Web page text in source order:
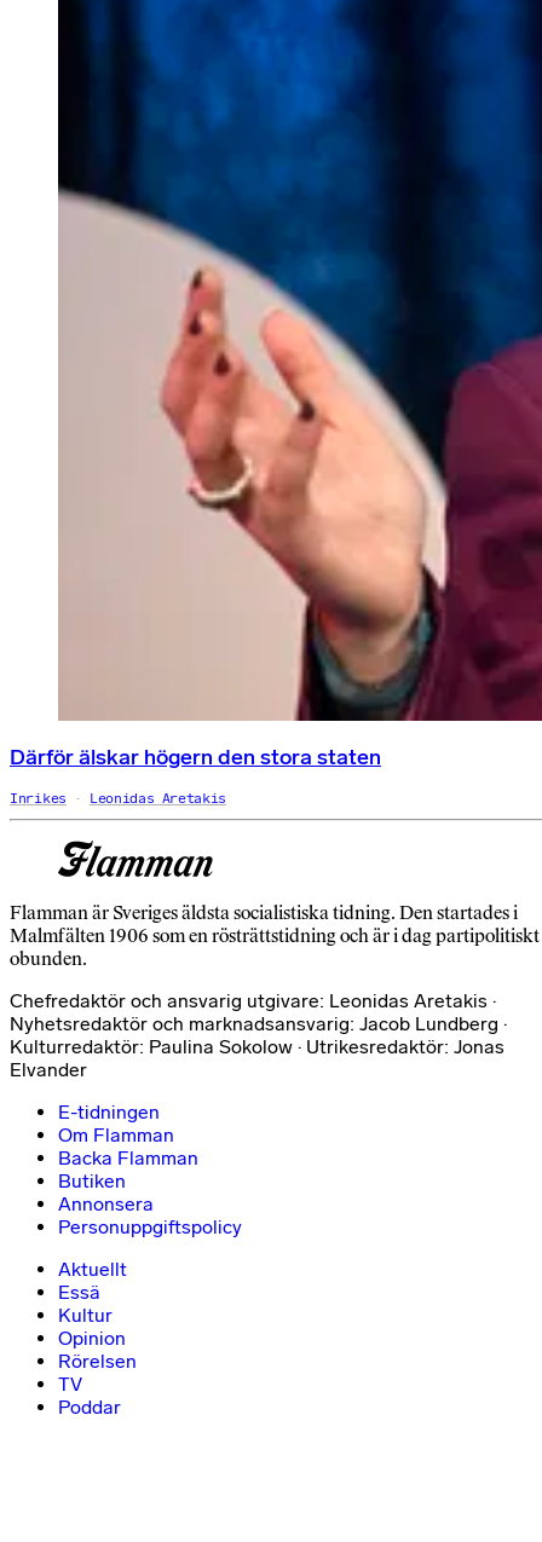
Därför älskar högern den stora staten
Inrikes Leonidas Aretakis
Flamman är Sveriges äldsta socialistiska tidning. Den startades i
Malmfälten 1906 som en rösträttstidning och är i dag partipolitiskt
obunden.
Chefredaktör och ansvarig utgivare: Leonidas Aretakis ·
Nyhetsredaktör och marknadsansvarig: Jacob Lundberg ·
Kulturredaktör: Paulina Sokolow · Utrikesredaktör: Jonas
Elvander
E-tidningen
Om Flamman
Backa Flamman
Butiken
Annonsera
Personuppgiftspolicy
Aktuellt
Essä
Kultur
Opinion
Rörelsen
TV
Poddar